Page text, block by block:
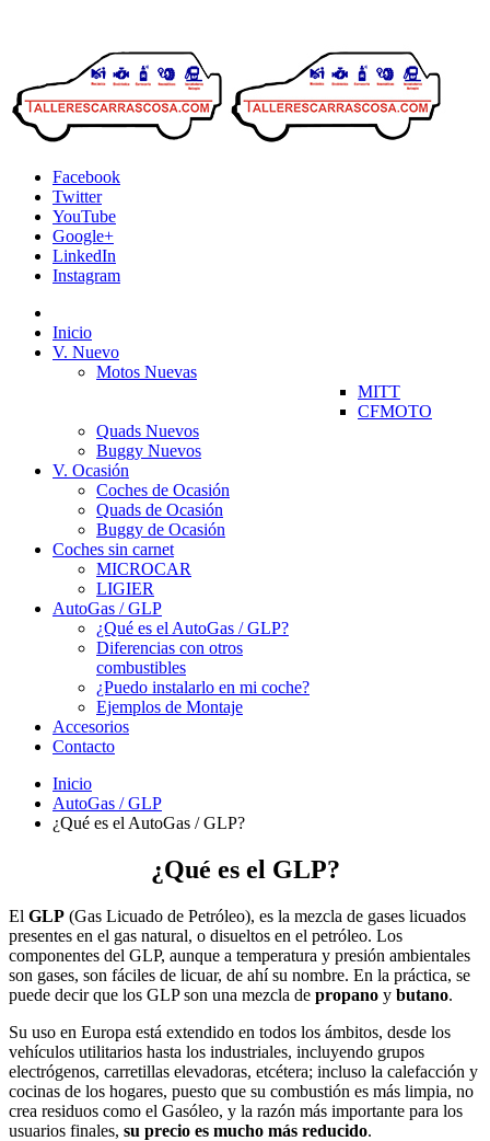
Facebook
Twitter
YouTube
Google+
LinkedIn
Instagram
Inicio
V. Nuevo
Motos Nuevas
MITT
CFMOTO
Quads Nuevos
Buggy Nuevos
V. Ocasión
Coches de Ocasión
Quads de Ocasión
Buggy de Ocasión
Coches sin carnet
MICROCAR
LIGIER
AutoGas / GLP
¿Qué es el AutoGas / GLP?
Diferencias con otros
combustibles
¿Puedo instalarlo en mi coche?
Ejemplos de Montaje
Accesorios
Contacto
Inicio
AutoGas / GLP
¿Qué es el AutoGas / GLP?
¿Qué es el GLP?
El GLP (Gas Licuado de Petróleo), es la mezcla de gases licuados
presentes en el gas natural, o disueltos en el petróleo. Los
componentes del GLP, aunque a temperatura y presión ambientales
son gases, son fáciles de licuar, de ahí su nombre. En la práctica, se
puede decir que los GLP son una mezcla de propano y butano.
Su uso en Europa está extendido en todos los ámbitos, desde los
vehículos utilitarios hasta los industriales, incluyendo grupos
electrógenos, carretillas elevadoras, etcétera; incluso la calefacción y
cocinas de los hogares, puesto que su combustión es más limpia, no
crea residuos como el Gasóleo, y la razón más importante para los
usuarios finales, su precio es mucho más reducido.